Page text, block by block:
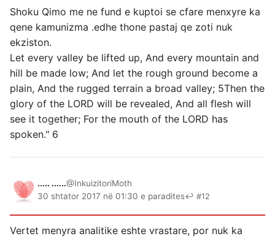
Shoku Qimo me ne fund e kuptoi se cfare menxyre ka
qene kamunizma .edhe thone pastaj qe zoti nuk
ekziston.
Let every valley be lifted up, And every mountain and
hill be made low; And let the rough ground become a
plain, And the rugged terrain a broad valley; 5Then the
glory of the LORD will be revealed, And all flesh will
see it together; For the mouth of the LORD has
spoken." 6
..... ......@InkuizitoriMoth
30 shtator 2017 në 01:30 e paradites↩ #12
Vertet menyra analitike eshte vrastare, por nuk ka